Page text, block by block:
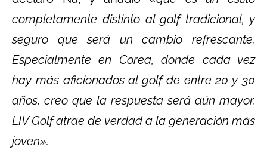
completamente distinto al golf tradicional, y
seguro que será un cambio refrescante.
Especialmente en Corea, donde cada vez
hay más aficionados al golf de entre 20 y 30
años, creo que la respuesta será aún mayor.
LIV Golf atrae de verdad a la generación más
joven».